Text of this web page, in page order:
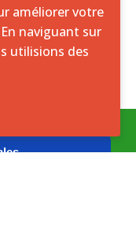
améliorer votre
naviguant sur
utilisions des